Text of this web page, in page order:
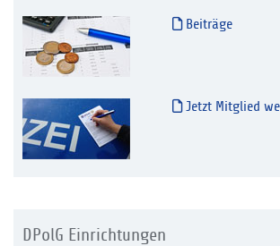
Beiträge
Jetzt Mitglied
DPolG Einrichtungen